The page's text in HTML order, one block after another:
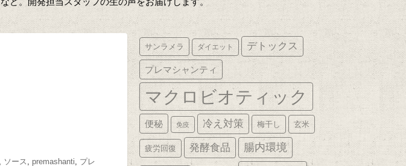
ソース premashanti
プレ
サンラメラ ダイエット デトックス
プレマシャンティ
マクロビオティック
便秘 免疫 冷え対策 梅干し 玄米
疲労回復 発酵食品 腸内環境